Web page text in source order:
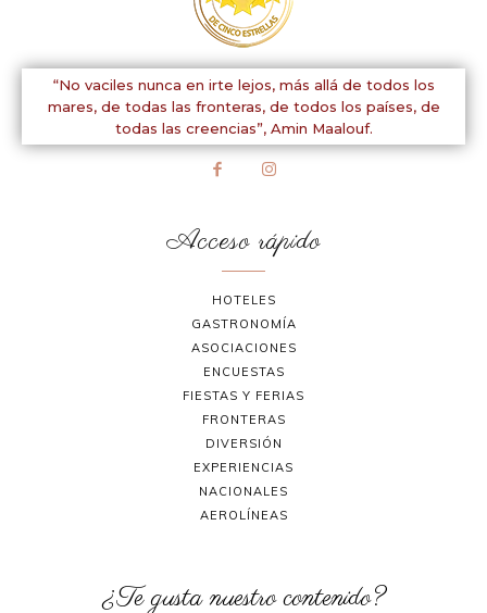
“No vaciles nunca en irte lejos, más allá de todos los
mares, de todas las fronteras, de todos los países, de
todas las creencias”, Amin Maalouf.
Acceso rápido
HOTELES
GASTRONOMÍA
ASOCIACIONES
ENCUESTAS
FIESTAS Y FERIAS
FRONTERAS
DIVERSIÓN
EXPERIENCIAS
NACIONALES
AEROLÍNEAS
¿Te gusta nuestro contenido?